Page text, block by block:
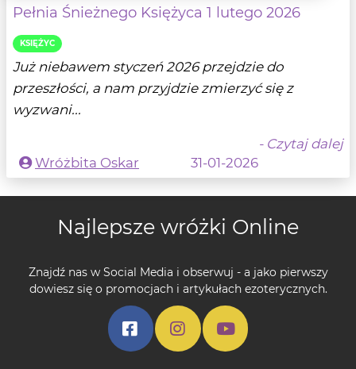
Pełnia Śnieżnego Księżyca 1 lutego 2026
KSIĘŻYC
Już niebawem styczeń 2026 przejdzie do
przeszłości, a nam przyjdzie zmierzyć się z
wyzwani...
- Czytaj dalej
Wróżbita Oskar
31-01-2026
Najlepsze wróżki Online
Znajdź nas w Social Media i obserwuj - a jako pierwszy
dowiesz się o promocjach i artykułach ezoterycznych.